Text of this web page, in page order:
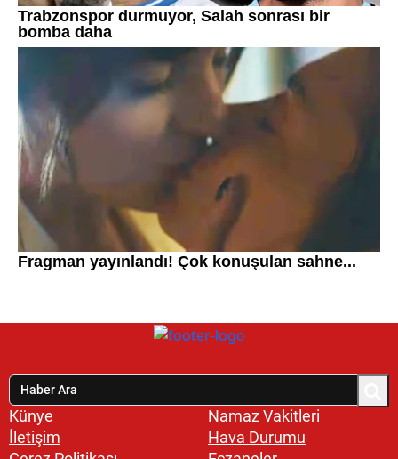
Künye
İletişim
Namaz Vakitleri
Hava Durumu